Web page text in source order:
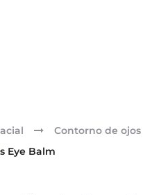
Contorno de ojos
Eye Balm